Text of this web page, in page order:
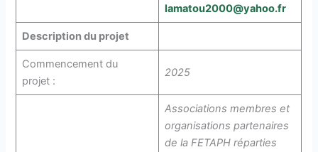
lamatou2000@yahoo.fr
Description du projet
Commencement du
projet :
2025
Associations membres et
organisations partenaires
de la FETAPH réparties